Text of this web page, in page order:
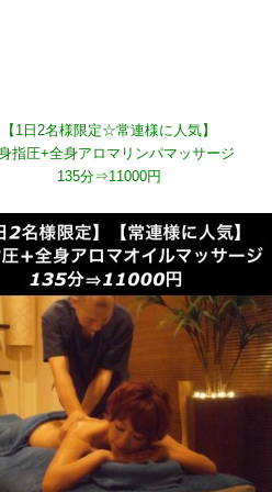
【1日2名様限定☆常連様に人気】
指圧+全身アロマリンパマッサージ
135分⇒11000円